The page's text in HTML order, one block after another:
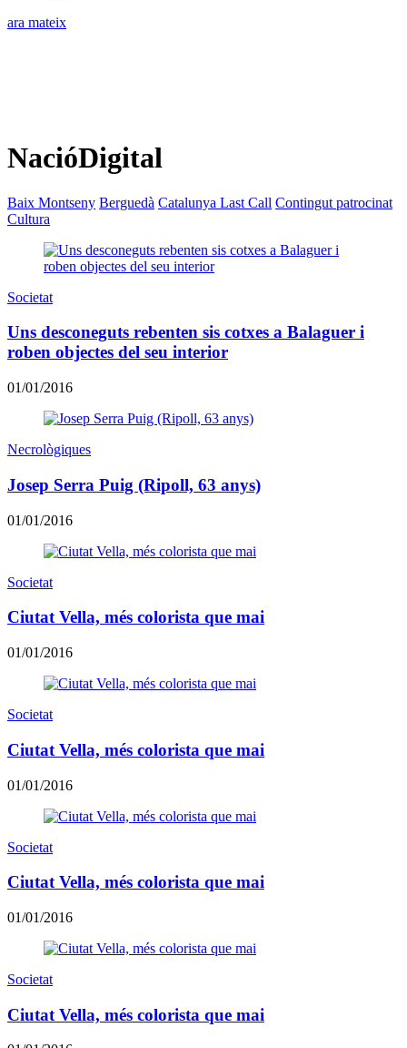
ara mateix
NacióDigital
Baix Montseny Berguedà Catalunya Last Call Contingut patrocinat
Cultura
Societat
Uns desconeguts rebenten sis cotxes a Balaguer i
roben objectes del seu interior
01/01/2016
Necrològiques
Josep Serra Puig (Ripoll, 63 anys)
01/01/2016
Societat
Ciutat Vella, més colorista que mai
01/01/2016
Societat
Ciutat Vella, més colorista que mai
01/01/2016
Societat
Ciutat Vella, més colorista que mai
01/01/2016
Societat
Ciutat Vella, més colorista que mai